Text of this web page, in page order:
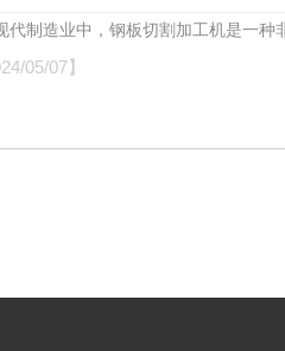
代制造业中，钢板切割加工机是一种
05/07】